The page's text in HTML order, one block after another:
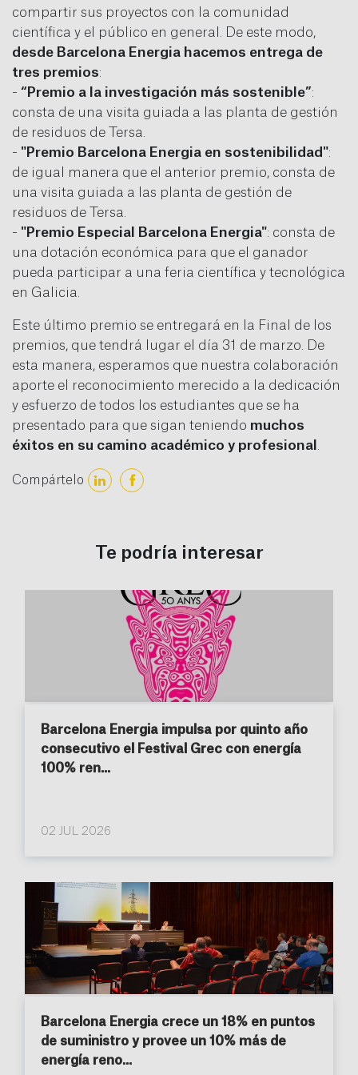
compartir sus proyectos con la comunidad
científica y el público en general. De este modo,
desde Barcelona Energia hacemos entrega de
tres premios:
- “Premio a la investigación más sostenible”:
consta de una visita guiada a las planta de gestión
de residuos de Tersa.
- "Premio Barcelona Energia en sostenibilidad":
de igual manera que el anterior premio, consta de
una visita guiada a las planta de gestión de
residuos de Tersa.
- "Premio Especial Barcelona Energia": consta de
una dotación económica para que el ganador
pueda participar a una feria científica y tecnológica
en Galicia.
Este último premio se entregará en la Final de los
premios, que tendrá lugar el día 31 de marzo. De
esta manera, esperamos que nuestra colaboración
aporte el reconocimiento merecido a la dedicación
y esfuerzo de todos los estudiantes que se ha
presentado para que sigan teniendo muchos
éxitos en su camino académico y profesional
Compártelo
Te podría interesar
Barcelona Energia impulsa por quinto año
consecutivo el Festival Grec con energía
100% ren...
02 JUL 2026
Barcelona Energia crece un 18% en puntos
de suministro y provee un 10% más de
energía reno...